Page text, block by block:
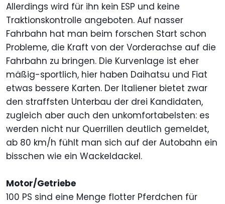
Allerdings wird für ihn kein ESP und keine
Traktionskontrolle angeboten. Auf nasser
Fahrbahn hat man beim forschen Start schon
Probleme, die Kraft von der Vorderachse auf die
Fahrbahn zu bringen. Die Kurvenlage ist eher
mäßig-sportlich, hier haben Daihatsu und Fiat
etwas bessere Karten. Der Italiener bietet zwar
den straffsten Unterbau der drei Kandidaten,
zugleich aber auch den unkomfortabelsten: es
werden nicht nur Querrillen deutlich gemeldet,
ab 80 km/h fühlt man sich auf der Autobahn ein
bisschen wie ein Wackeldackel.
Motor/Getriebe
100 PS sind eine Menge flotter Pferdchen für